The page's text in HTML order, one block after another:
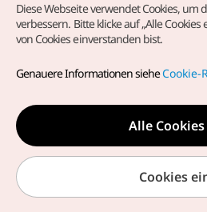
vorbehalten.
dieoffizielle E-Mail-Adresse
german@knto.or.kr
Diese Webseite verwendet Cookies,
verbessern. Bitte klicke auf „Alle
von Cookies einverstanden bist.
Genauere Informationen sieheCookie-
Alle
Cookies